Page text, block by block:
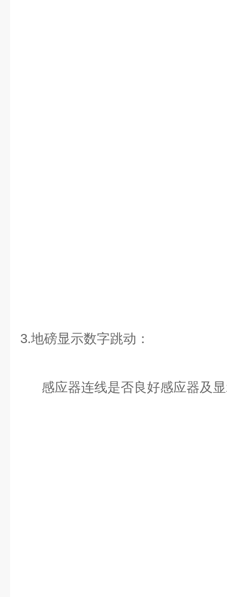
3.地磅显示数字跳动：
感应器连线是否良好感应器及显